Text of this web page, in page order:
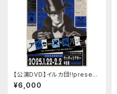
【公演DVD】イルカ団!!present
s「アルセーヌ・ルパン!!!」『et CL
ARISSE!!』&『le RETOUR D!!』
¥6,000